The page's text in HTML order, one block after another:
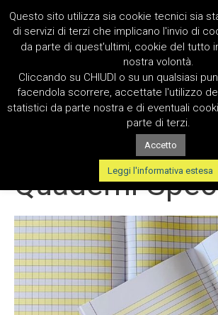
EDITORIA E SCOLASTICA
Quaderni
Questo sito utilizza sia cookie tecnici sia
di servizi di terzi che implicano l'invio di
da parte di quest'ultimi, cookie del tutto
nostra volontà.
Cliccando su CHIUDI o su un qualsiasi
facendola scorrere, accettate l'utilizzo
statistici da parte nostra e di eventuali
parte di terzi.
Accetto
Leggi l'informativa estesa